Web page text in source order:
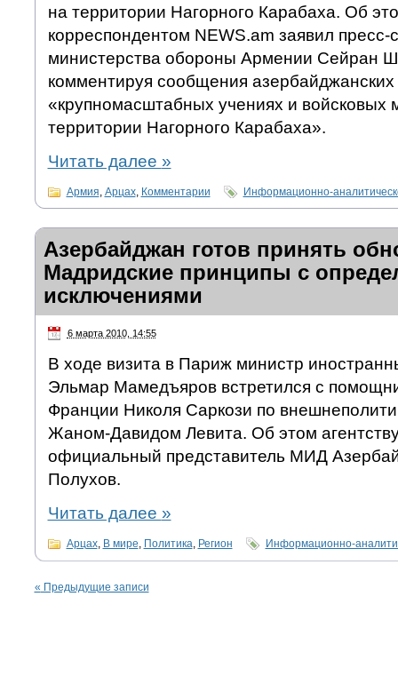
на территории Нагорного Карабаха. Об
корреспондентом NEWS.am заявил пресс-
министерства обороны Армении Сейран
комментируя сообщения
«крупномасштабных учениях и войсковых
территории Нагорного Карабаха».
Читать далее »
Армия, Арцах, Комментарии Информационно-
Азербайджан готов принять
Мадридские принципы с
исключениями
6 марта 2010, 14:55
В ходе визита в Париж министр
Эльмар Мамедъяров встретился с
Франции Николя Саркози по
Жаном-Давидом Левита. Об этом
официальный представитель МИД
Полухов.
Читать далее »
Арцах, В мире, Политика, Регион Информационно-
« Предыдущие записи